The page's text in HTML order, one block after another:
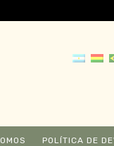
POLÍTICA DE